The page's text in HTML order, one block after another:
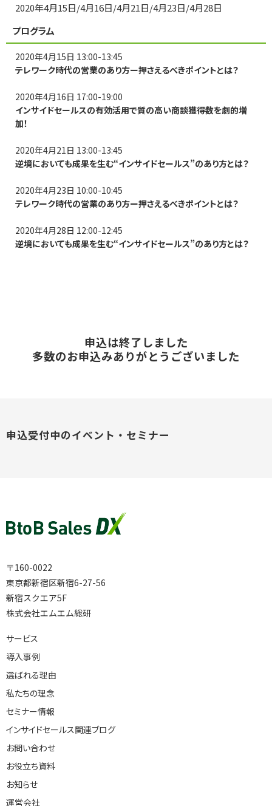
2020年4月15日/4月16日/4月21日/4月23日/4月28日
プログラム
2020年4月15日 13:00-13:45
テレワーク時代の営業のあり方ー押さえるべきポイントとは？
2020年4月16日 17:00-19:00
インサイドセールスの有効活用で質の高い商談獲得数を劇的増
加！
2020年4月21日 13:00-13:45
逆境においても成果を生む“インサイドセールス”のあり方とは？
2020年4月23日 10:00-10:45
テレワーク時代の営業のあり方ー押さえるべきポイントとは？
2020年4月28日 12:00-12:45
逆境においても成果を生む“インサイドセールス”のあり方とは？
申込は終了しました
多数のお申込みありがとうございました
申込受付中のイベント・セミナー
〒160-0022
東京都新宿区新宿6-27-56
新宿スクエア5F
株式会社エムエム総研
サービス
導入事例
選ばれる理由
私たちの理念
セミナー情報
インサイドセールス関連ブログ
お問い合わせ
お役立ち資料
お知らせ
運営会社